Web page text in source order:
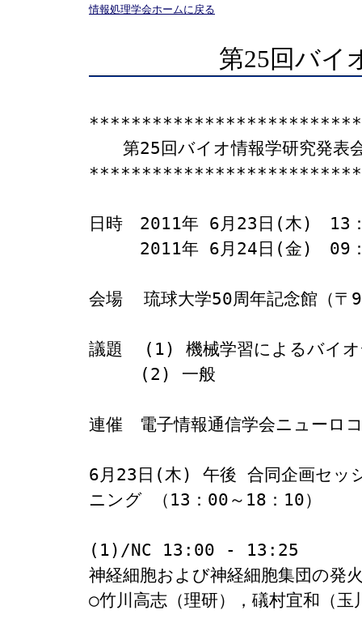
情報処理学会ホームに戻る
第25回バイ
第25回バイオ情報学研究発表
日時　2011年 6月23日(木)　13
2011年 6月24日(金)　09：
会場  琉球大学50周年記念館（〒
議題  (1) 機械学習によるバイオ
(2) 一般
連催　電子情報通信学会ニューロ
6月23日(木) 午後 合同企画セッ
ニング （13：00～18：10）
(1)/NC 13:00 - 13:25
神経細胞および神経細胞集団の発
○竹川高志（理研），礒村宜和（玉